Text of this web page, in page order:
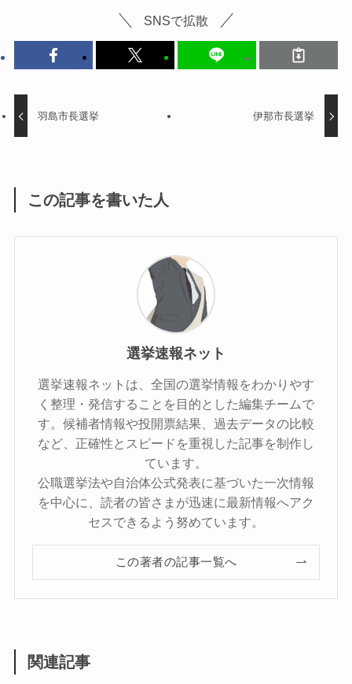
SNSで拡散
羽島市長選挙 伊那市長選挙
この記事を書いた人
選挙速報ネット
選挙速報ネットは、全国の選挙情報をわかりやす
く整理・発信することを目的とした編集チームで
す。候補者情報や投開票結果、過去データの比較
など、正確性とスピードを重視した記事を制作し
ています。
公職選挙法や自治体公式発表に基づいた一次情報
を中心に、読者の皆さまが迅速に最新情報へアク
セスできるよう努めています。
この著者の記事一覧へ
関連記事